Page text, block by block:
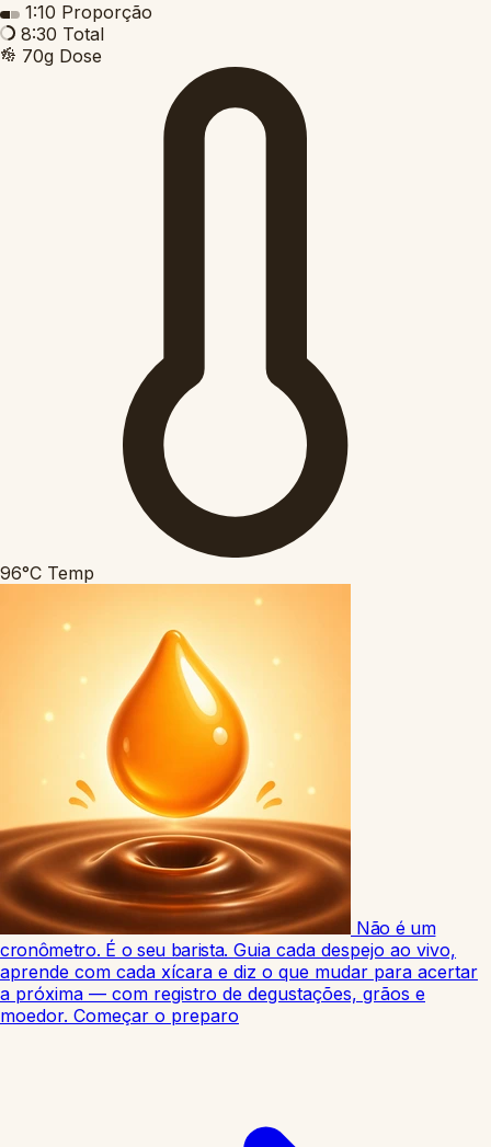
1:10 Proporção
8:30 Total
70g Dose
96°C Temp
Não é um
cronômetro. É o seu barista. Guia cada despejo ao vivo,
aprende com cada xícara e diz o que mudar para acertar
a próxima — com registro de degustações, grãos e
moedor. Começar o preparo